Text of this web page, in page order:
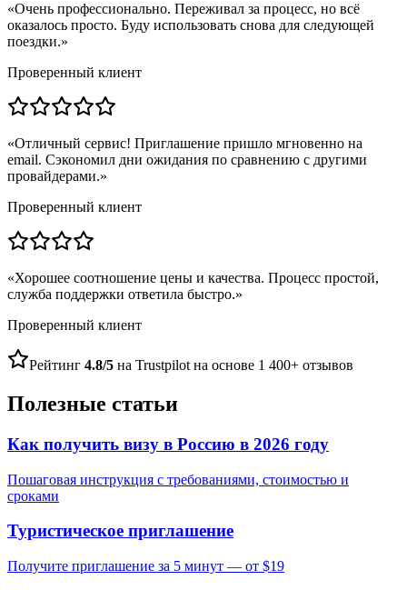
«Очень профессионально. Переживал за процесс, но всё
оказалось просто. Буду использовать снова для следующей
поездки.»
Проверенный клиент
«Отличный сервис! Приглашение пришло мгновенно на
email. Сэкономил дни ожидания по сравнению с другими
провайдерами.»
Проверенный клиент
«Хорошее соотношение цены и качества. Процесс простой,
служба поддержки ответила быстро.»
Проверенный клиент
Рейтинг 4.8/5 на Trustpilot на основе 1 400+ отзывов
Полезные статьи
Как получить визу в Россию в 2026 году
Пошаговая инструкция с требованиями, стоимостью и
сроками
Туристическое приглашение
Получите приглашение за 5 минут — от $19